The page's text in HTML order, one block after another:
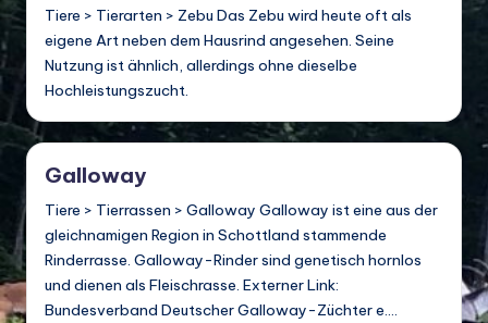
W
ei
d
e
w
ir
ts
c
h
Tiere > Tierarten > Zebu Das Zebu wird heute oft als
eigene Art neben dem Hausrind angesehen. Seine
Nutzung ist ähnlich, allerdings ohne dieselbe
Hochleistungszucht.
Galloway
Tiere > Tierrassen > Galloway Galloway ist eine aus der
gleichnamigen Region in Schottland stammende
Rinderrasse. Galloway-Rinder sind genetisch hornlos
und dienen als Fleischrasse. Externer Link:
Bundesverband Deutscher Galloway-Züchter e.…